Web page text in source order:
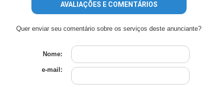
AVALIAÇÕES E COMENTÁRIOS
Quer enviar seu comentário sobre os serviços deste anunciante?
Nome:
e-mail: